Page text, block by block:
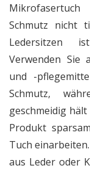
Schmutz nicht
Ledersitzen
Verwenden Sie
und -
Schmutz,
geschmeidig
Produkt
Tuch
aus Leder oder